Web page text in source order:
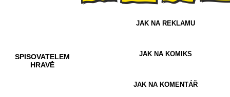
SPISOVATELEM
HRAVĚ
JAK NA REKLAMU
JAK NA KOMIKS
JAK NA KOMENTÁŘ